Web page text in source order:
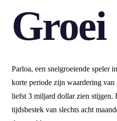
Groei
Parloa, een snelgroeiende speler
korte periode zijn waardering
liefst 3 miljard dollar zien stijgen.
tijdsbestek van slechts acht